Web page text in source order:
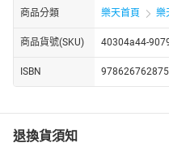
組織視角下，重點在於如何保
的變化；在人力資源視角，
強調人力資本的持續投資對組
本書引用大量企業的真實案例
商品分類 樂天首頁 樂
商品貨號(SKU) 40304a44-
ISBN
退換貨須知